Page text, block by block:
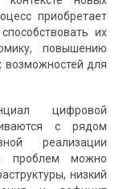
приобретает
их
повышению
возможностей для
цифровой
с рядом
реализации
проблем можно
низкий